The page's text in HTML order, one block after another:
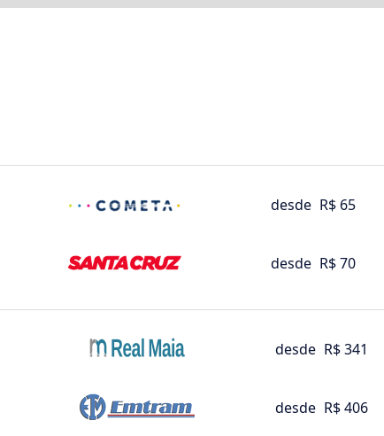
desde R$ 65
desde R$ 70
desde R$ 341
desde R$ 406